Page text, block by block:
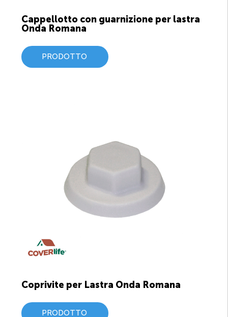
Cappellotto con guarnizione per lastra
Onda Romana
PRODOTTO
Coprivite per Lastra Onda Romana
PRODOTTO